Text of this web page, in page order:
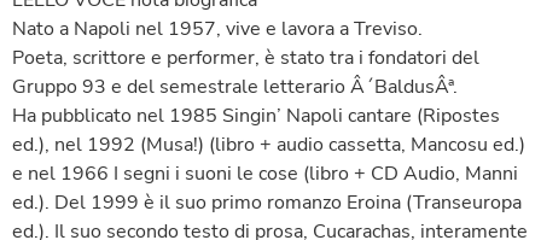
Nato a Napoli nel 1957, vive e lavora a Treviso.
Poeta, scrittore e performer, è stato tra i fondatori del
Gruppo 93 e del semestrale letterario Â´BaldusÂª.
Ha pubblicato nel 1985 Singin’ Napoli cantare (Ripostes
ed.), nel 1992 (Musa!) (libro + audio cassetta, Mancosu ed.)
e nel 1966 I segni i suoni le cose (libro + CD Audio, Manni
ed.). Del 1999 è il suo primo romanzo Eroina (Transeuropa
ed.). Il suo secondo testo di prosa, Cucarachas, interamente